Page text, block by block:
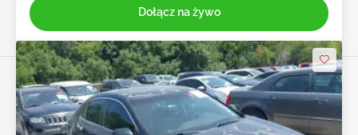
Dołącz na żywo